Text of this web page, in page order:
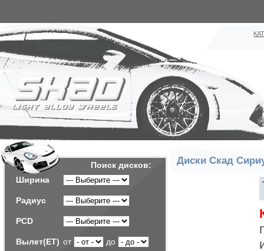
Поиск дисков:
Ширина
Радиус
PCD
Вылет(ET) от до
Диски Скад